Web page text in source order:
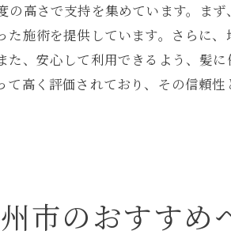
ヘアカラー技術
ラーリングの提案
実現する美しい髪
引き出すカラー選び
高さで支持を集めています。まず
施術を提供しています。さらに
、安心して利用できるよう、髪
高く評価されており、その信頼
市のおすすめ